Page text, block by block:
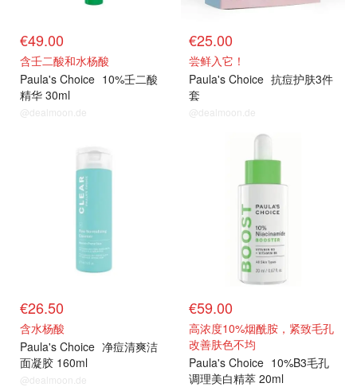
€49.00
含壬二酸和水杨酸
Paula's Choice 10%壬二酸
精华 30ml
@dealmoon.de
€25.00
尝鲜入它！
Paula's Choice 抗痘护肤3件
套
@dealmoon.de
€26.50
含水杨酸
Paula's Choice 净痘清爽洁
面凝胶 160ml
@dealmoon.de
€59.00
高浓度10%烟酰胺，紧致毛孔
改善肤色不均
Paula's Choice 10%B3毛孔
调理美白精萃 20ml